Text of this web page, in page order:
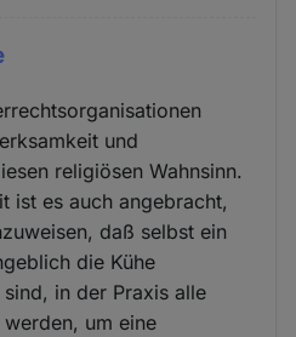
und
religiösen Wahnsinn.
ist es auch angebracht,
daß selbst ein
die Kühe
in der Praxis alle
um eine